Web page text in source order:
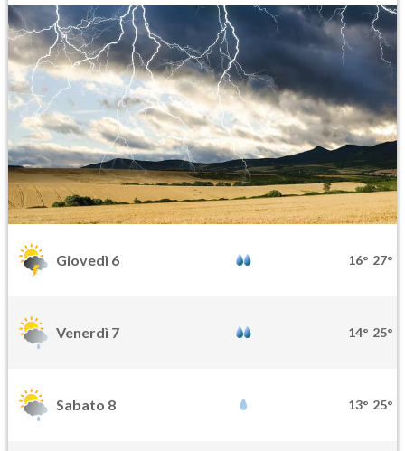
Giovedì 6 16° 27°
Venerdì 7 14° 25°
Sabato 8 13° 25°